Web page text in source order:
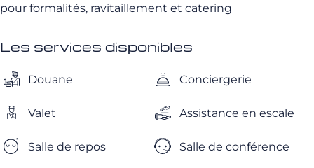
pour formalités, ravitaillement et catering
Les services disponibles
Douane Conciergerie
Valet Assistance en escale
Salle de repos Salle de conférence